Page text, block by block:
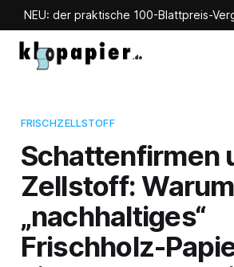
NEU: der praktische 100-Blattpreis-
FRISCHZELLSTOFF
Schattenfirmen
Zellstoff: Warum
„nachhaltiges“
Frischholz-